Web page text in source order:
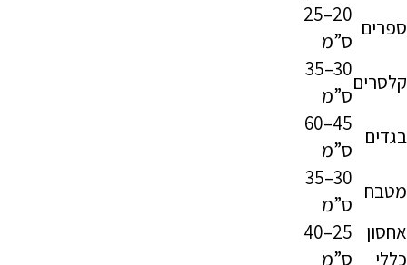
ספרים
20–25
ס”מ
קלסרים
30–35
ס”מ
בגדים
45–60
ס”מ
מטבח
30–35
ס”מ
אחסון
כללי
25–40
ס”מ